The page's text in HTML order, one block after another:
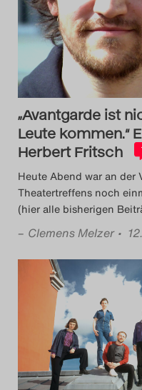
Das
Das
Das
Das
Das
Das
„Avantgarde ist
Leute kommen.“
Herbert Fritsch
Heute Abend war an der
Theatertreffens noch
(hier alle bisherigen
– Clemens Melzer •